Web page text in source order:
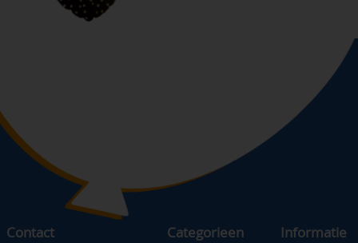
Contact Categorieen Informatie